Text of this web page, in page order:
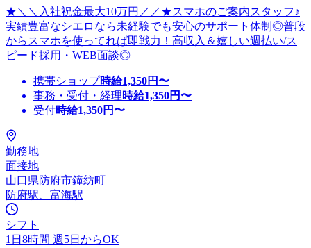
★＼＼入社祝金最大10万円／／★スマホのご案内スタッフ♪
実績豊富なシエロなら未経験でも安心のサポート体制◎普段
からスマホを使ってれば即戦力！高収入＆嬉しい週払い/ス
ピード採用・WEB面談◎
携帯ショップ時給1,350円〜
事務・受付・経理時給1,350円〜
受付時給1,350円〜
勤務地
面接地
山口県防府市鐘紡町
防府駅、富海駅
シフト
1日8時間 週5日からOK